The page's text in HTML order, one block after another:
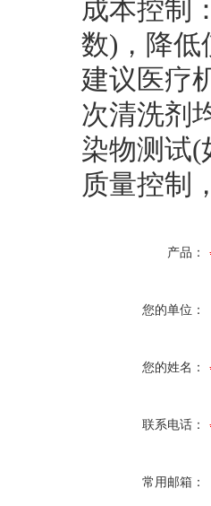
成本控制
数)，降低
建议医疗
次清洗剂
染物测试(
质量控制
产品：
您的单位：
您的姓名：
联系电话：
常用邮箱：